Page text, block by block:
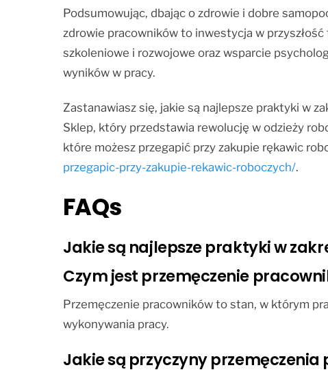
Podsumowując, dbając o zdrowie i dobre
zdrowie pracowników to inwestycja w
szkoleniowe i rozwojowe oraz wsparcie
wyników w pracy.
Zastanawiasz się, jakie są najlepsze praktyki w
Sklep, który przedstawia rewolucję w odzieży
które możesz przegapić przy zakupie rękawic
przegapic-przy-zakupie-rekawic-roboczych/.
FAQs
Jakie są najlepsze praktyki w
Czym jest przemęczenie
Przemęczenie pracowników to stan, w którym
wykonywania pracy.
Jakie są przyczyny